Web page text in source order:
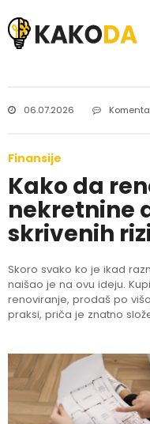
06.07.2026
Finansije
Kako da
nekretnine
skrivenih
Skoro svako ko je ikad
naišao je na ovu ideju.
renoviranje, prodaš po
praksi, priča je znatno